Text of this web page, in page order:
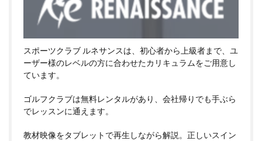
スポーツクラブ ルネサンスは、初心者から上級者まで、ユ
ーザー様のレベルの方に合わせたカリキュラムをご用意し
ています。
ゴルフクラブは無料レンタルがあり、会社帰りでも手ぶら
でレッスンに通えます。
教材映像をタブレットで再生しながら解説。正しいスイン